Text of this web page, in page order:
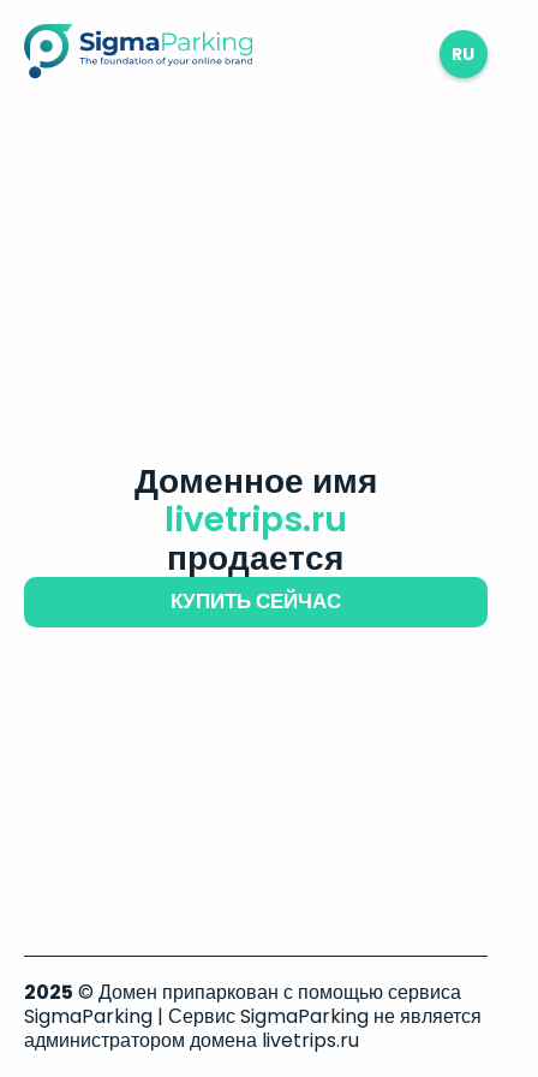
RU
Доменное имя
livetrips.ru
продается
КУПИТЬ СЕЙЧАС
2025 © Домен припаркован с помощью сервиса
SigmaParking | Сервис SigmaParking не является
администратором домена livetrips.ru